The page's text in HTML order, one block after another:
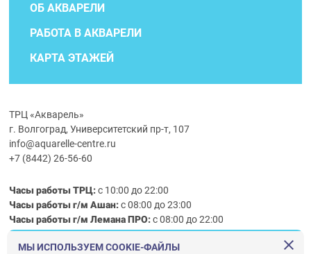
ОБ АКВАРЕЛИ
РАБОТА В АКВАРЕЛИ
КАРТА ЭТАЖЕЙ
ТРЦ «Акварель»
г. Волгоград, Университетский пр-т, 107
info@aquarelle-centre.ru
+7 (8442) 26-56-60
Часы работы ТРЦ:с 10:00 до 22:00
Часы работы г/м Ашан:с 08:00 до 23:00
Часы работыг/мЛемана ПРО:с 08:00 до 22:00
Правила посещения ТРЦ «Акварель»
МЫ ИСПОЛЬЗУЕМ COOKIE-ФАЙЛЫ